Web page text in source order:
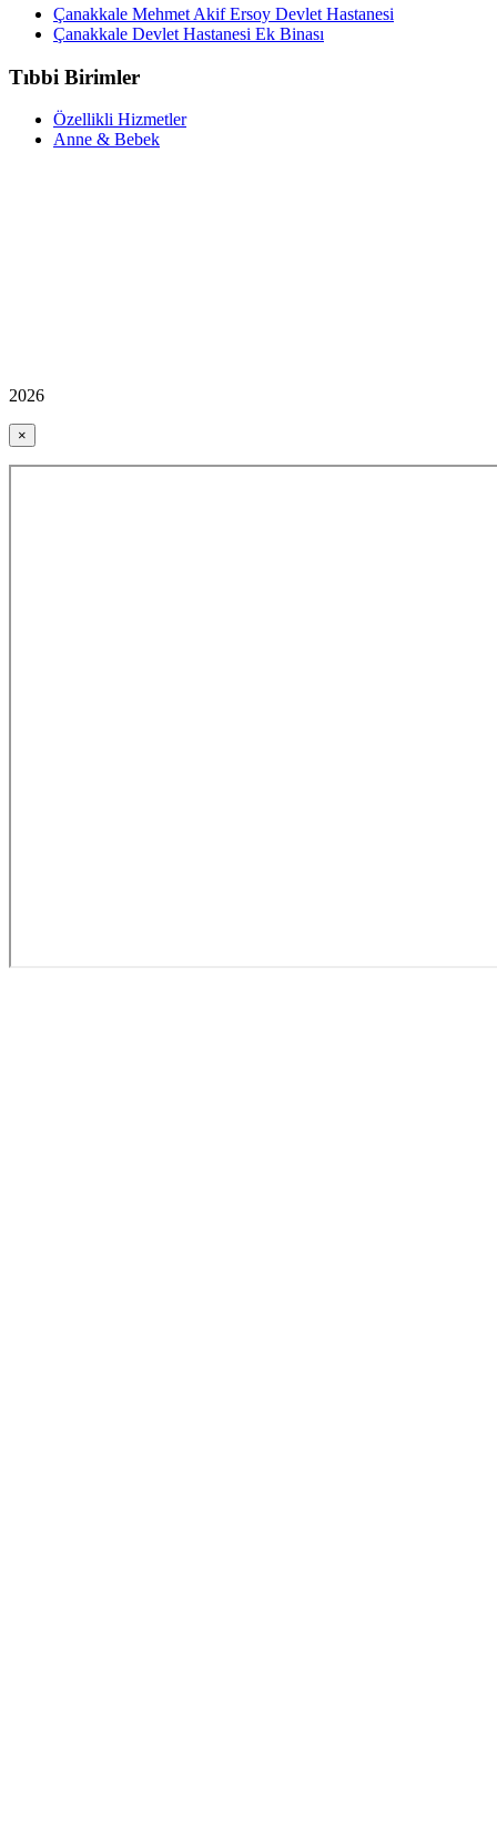
Çanakkale Mehmet Akif Ersoy Devlet Hastanesi
Çanakkale Devlet Hastanesi Ek Binası
Tıbbi Birimler
Özellikli Hizmetler
Anne & Bebek
2026
×